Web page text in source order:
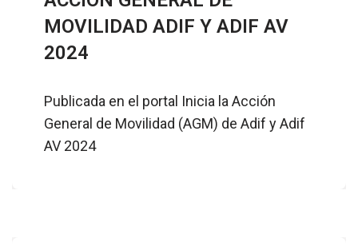
MOVILIDAD ADIF Y ADIF AV
2024
Publicada en el portal Inicia la Acción
General de Movilidad (AGM) de Adif y Adif
AV 2024